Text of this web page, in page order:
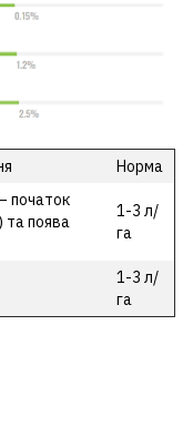
Норма
початок
та поява
1-3 л/
га
1-3 л/
га